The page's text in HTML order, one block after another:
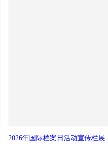
2026年